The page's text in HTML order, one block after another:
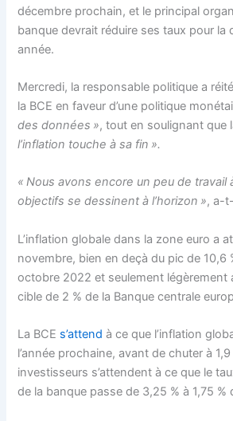
décembre prochain, et le principal
banque devrait réduire ses taux pour la
année.
Mercredi, la responsable politique a
la BCE en faveur d’une politique
des données », tout en soulignant que
l’inflation touche à sa fin ».
« Nous avons encore un peu de travail
objectifs se dessinent à l’horizon », a-
L’inflation globale dans la zone euro a
novembre, bien en deçà du pic de 10,6
octobre 2022 et seulement légèrement
cible de 2 % de la Banque centrale
La BCE s’attend à ce que l’inflation
l’année prochaine, avant de chuter à
investisseurs s’attendent à ce que le
de la banque passe de 3,25 % à 1,75 %